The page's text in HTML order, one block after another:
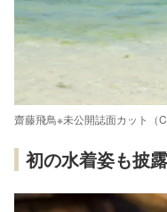
齋藤飛鳥※未公開誌面カット（
初の水着姿も披露